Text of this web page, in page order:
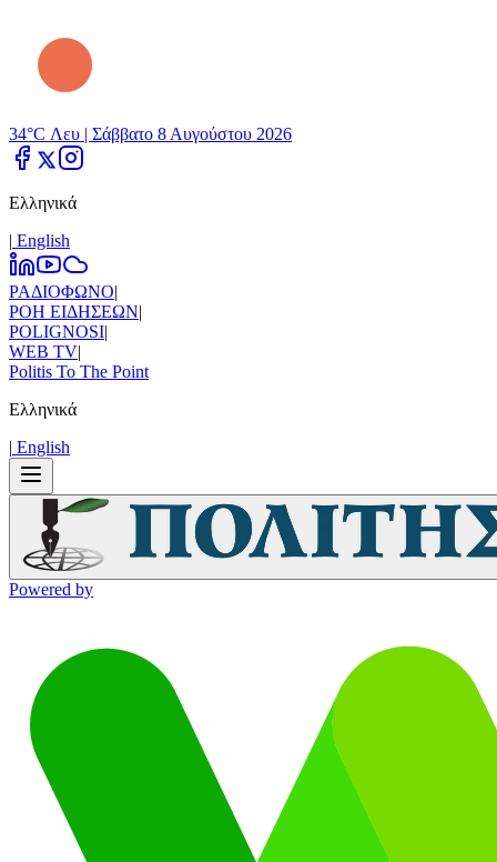
34°C Λευ | Σάββατο 8 Αυγούστου 2026
Ελληνικά
| Εnglish
ΡΑΔΙΟΦΩΝΟ|
ΡΟΗ ΕΙΔΗΣΕΩΝ|
POLIGNOSI|
WEB TV|
Politis To The Point
Ελληνικά
| Εnglish
Powered by